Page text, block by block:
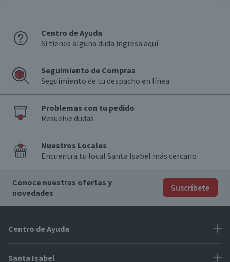
Centro de Ayuda
Si tienes alguna duda ingresa aquí
Seguimiento de Compras
Seguimiento de tu despacho en línea
Problemas con tu pedido
Resuelve dudas
Nuestros Locales
Encuentra tu local Santa Isabel más cercano
Conoce nuestras ofertas y
novedades
Suscríbete
Centro de Ayuda
Problemas con tu pedido
Santa Isabel